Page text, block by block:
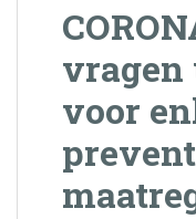
vragen
voor